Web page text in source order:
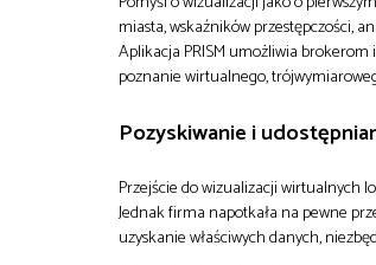
miasta, wskaźników przestępczości,
Aplikacja PRISM umożliwia
poznanie wirtualnego,
Pozyskiwanie i
Przejście do wizualizacji wirtualnych
Jednak firma napotkała na pewne
uzyskanie właściwych danych,